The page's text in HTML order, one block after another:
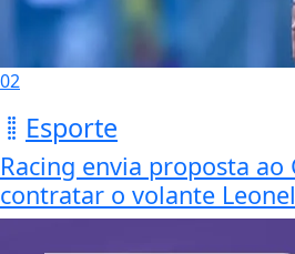
02
Esporte
Racing envia proposta ao
contratar o volante